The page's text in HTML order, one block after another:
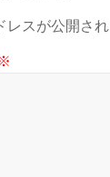
レスが公開さ